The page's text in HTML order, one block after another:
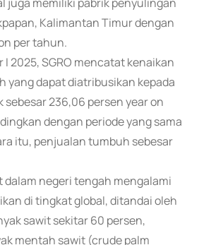
Kalimantan Timur dengan
per tahun.
2025, SGRO mencatat kenaikan
yang dapat diatribusikan kepada
236,06 persen year on
dengan periode yang sama
itu, penjualan tumbuh sebesar
dalam negeri tengah mengalami
di tingkat global, ditandai oleh
sawit sekitar 60 persen,
mentah sawit (crude palm